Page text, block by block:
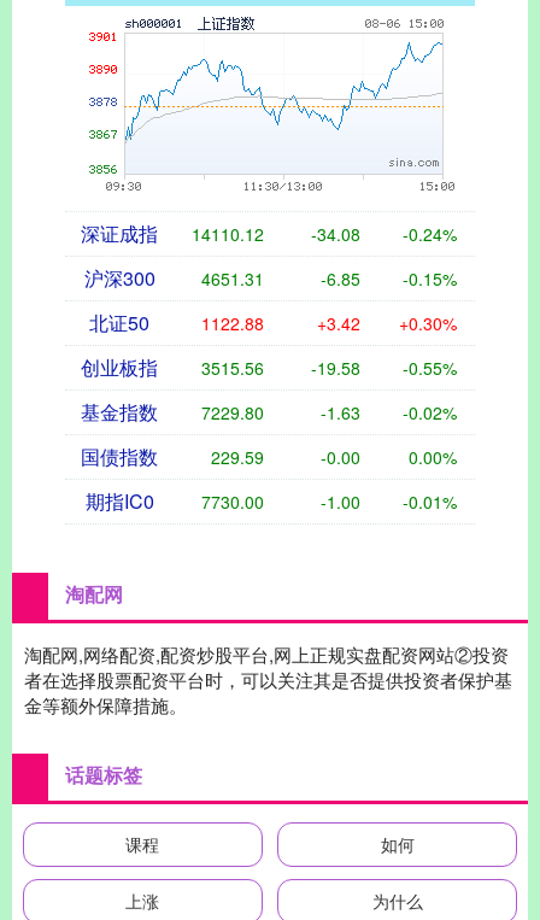
深证成指 14110.12 -34.08 -0.24%
沪深300 4651.31 -6.85 -0.15%
北证50 1122.88 +3.42 +0.30%
创业板指 3515.56 -19.58 -0.55%
基金指数 7229.80 -1.63 -0.02%
国债指数 229.59 -0.00 0.00%
期指IC0 7730.00 -1.00 -0.01%
淘配网
淘配网,网络配资,配资炒股平台,网上正规实盘配资网站②投资
者在选择股票配资平台时，可以关注其是否提供投资者保护基
金等额外保障措施。
话题标签
课程 如何
上涨 为什么